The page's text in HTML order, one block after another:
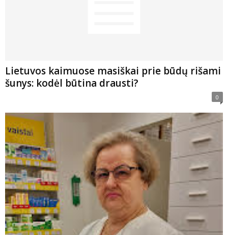
Lietuvos kaimuose masiškai prie būdų rišami
šunys: kodėl būtina drausti?
0